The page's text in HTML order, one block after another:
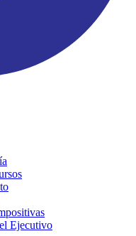
Ejecutivo